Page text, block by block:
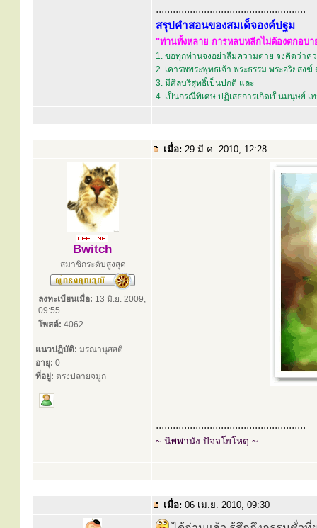
.....................................................
สรุปคำสอนของสมเด็จองค์ปฐม
"ท่านทั้งหลาย การหลบหลีกไม่ต้องตกอบ
1. ขอทุกท่านจงอย่าลืมความตาย จงคิดว่าค
2. เคารพพระพุทธเจ้า พระธรรม พระอริยสง
3. มีศีลบริสุทธิ์เป็นปกติ และ
4. เป็นกรณีพิเศษ ปฏิเสธการเกิดเป็นมนุษย์
เมื่อ: 29 มี.ค. 2010, 12:28
Bwitch
สมาชิกระดับสูงสุด
ลงทะเบียนเมื่อ: 13 มิ.ย. 2009,
09:55
โพสต์: 4062
แนวปฏิบัติ: มรณานุสสติ
อายุ: 0
ที่อยู่: ตรงปลายจมูก
.....................................................
~ นิพพานัง ปัจจโยโหตุ ~
เมื่อ: 06 เม.ย. 2010, 09:30